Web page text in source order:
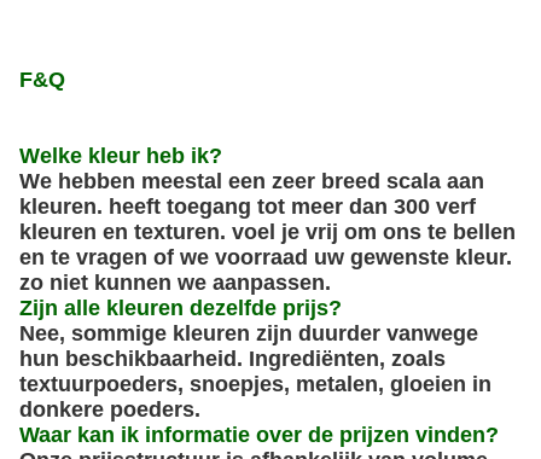
F&Q
Welke kleur heb ik?
We hebben meestal een zeer breed scala aan
kleuren. heeft toegang tot meer dan 300 verf
kleuren en texturen. voel je vrij om ons te bellen
en te vragen of we voorraad uw gewenste kleur.
zo niet kunnen we aanpassen.
Zijn alle kleuren dezelfde prijs?
Nee, sommige kleuren zijn duurder vanwege
hun beschikbaarheid. Ingrediënten, zoals
textuurpoeders, snoepjes, metalen, gloeien in
donkere poeders.
Waar kan ik informatie over de prijzen vinden?